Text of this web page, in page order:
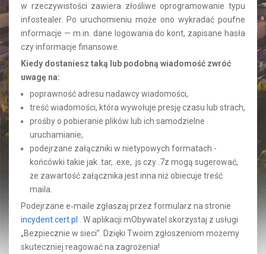
w rzeczywistości zawiera złośliwe oprogramowanie typu
infostealer. Po uruchomieniu może ono wykradać poufne
informacje — m.in. dane logowania do kont, zapisane hasła
czy informacje finansowe.
Kiedy dostaniesz taką lub podobną wiadomość zwróć
uwagę na:
poprawność adresu nadawcy wiadomości,
treść wiadomości, która wywołuje presję czasu lub strach,
prośby o pobieranie plików lub ich samodzielne
uruchamianie,
podejrzane załączniki w nietypowych formatach -
końcówki takie jak .tar, .exe, .js czy .7z mogą sugerować,
że zawartość załącznika jest inna niż obiecuje treść
maila.
Podejrzane e‑maile zgłaszaj przez formularz na stronie
incydent.cert.pl
. W aplikacji mObywatel skorzystaj z usługi
„Bezpiecznie w sieci”. Dzięki Twoim zgłoszeniom możemy
skuteczniej reagować na zagrożenia!